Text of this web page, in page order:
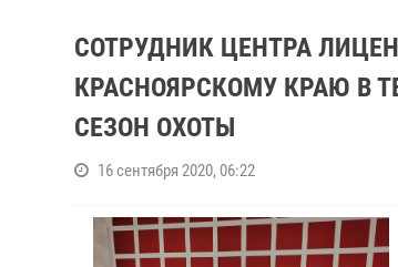
СОТРУДНИК ЦЕНТРА
КРАСНОЯРСКОМУ КРАЮ В
СЕЗОН ОХОТЫ
16 сентября 2020, 06:22